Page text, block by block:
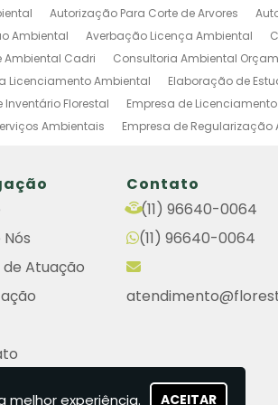
Autorização Para Corte de Arvores
Ambiental Averbação Licença Ambiental
Ambiental Cadri
Consultoria Ambiental
Licenciamento Ambiental Elaboração de
Inventário Florestal Empresa de
Ambientais Empresa de Regularização
Licença Para Intervenção em APP
Serviços E Consultoria Ambiental
de Licenciamento de Atividades Poluidoras
Terreno Particular Remoção de Árvores em
Cetesb Consulta Licença Cetesb
Cetesb Consulta
Ambiental
Ambientais Empresa de Plantio de
de Atuação
Contato
(11) 96640-0064
(11) 96640-0064
melhor experiência. ACEITAR